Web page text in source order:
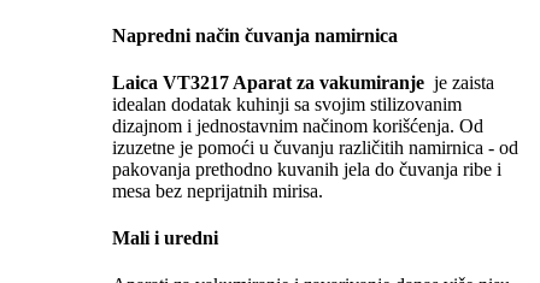
Napredni način čuvanja namirnica
Laica VT3217 Aparat za vakumiranje je zaista
idealan dodatak kuhinji sa svojim stilizovanim
dizajnom i jednostavnim načinom korišćenja. Od
izuzetne je pomoći u čuvanju različitih namirnica - od
pakovanja prethodno kuvanih jela do čuvanja ribe i
mesa bez neprijatnih mirisa.
Mali i uredni